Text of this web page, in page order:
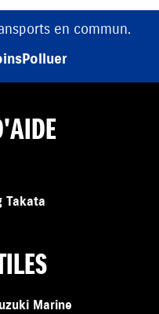
en commun.
Takata
Marine